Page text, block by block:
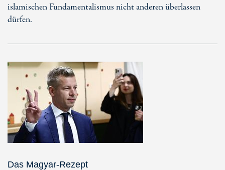
islamischen Fundamentalismus nicht anderen überlassen
dürfen.
Das Magyar-Rezept